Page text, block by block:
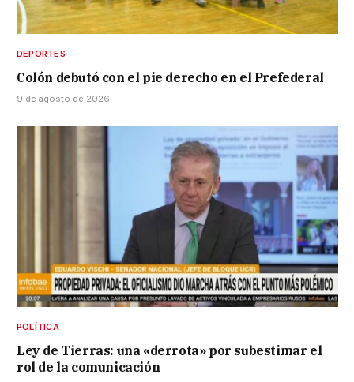
DEPORTES
Colón debutó con el pie derecho en el Prefederal
9 de agosto de 2026
POLÍTICA
Ley de Tierras: una «derrota» por subestimar el
rol de la comunicación